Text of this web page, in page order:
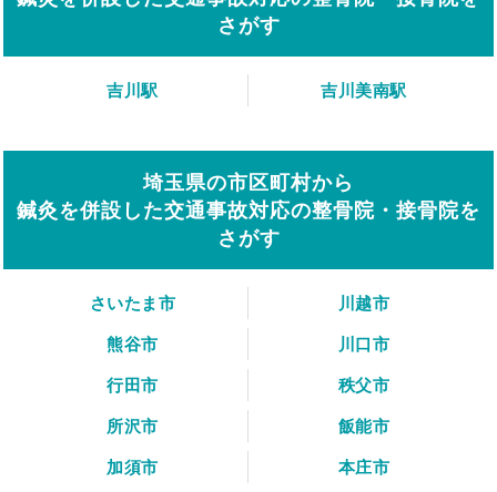
さがす
吉川駅 吉川美南駅
埼玉県の市区町村から
鍼灸を併設した交通事故対応の整骨院・接骨院を
さがす
さいたま市
川越市
熊谷市
川口市
行田市
秩父市
所沢市
飯能市
加須市
本庄市